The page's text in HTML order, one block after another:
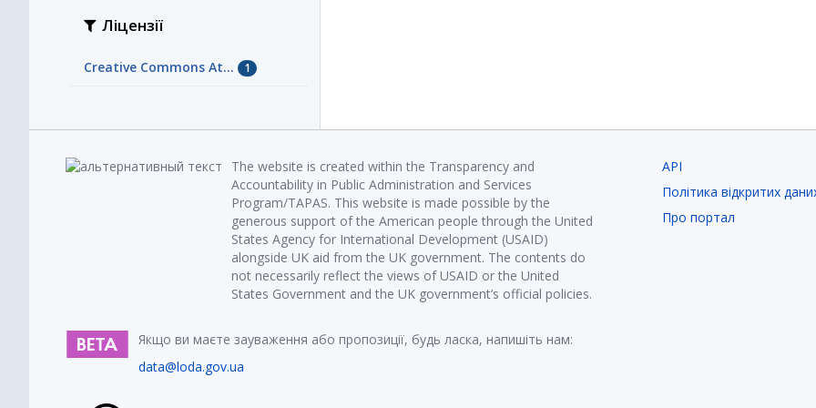
Ліцензії
Creative Commons At... 1
The website is created within the Transparency and
Accountability in Public Administration and Services
Program/TAPAS. This website is made possible by the
generous support of the American people through the United
States Agency for International Development (USAID)
alongside UK aid from the UK government. The contents do
not necessarily reflect the views of USAID or the United
States Government and the UK government’s official policies.
Якщо ви маєте зауваження або пропозиції, будь ласка, напишіть нам:
data@loda.gov.ua
API
Політика відкритих
Про портал